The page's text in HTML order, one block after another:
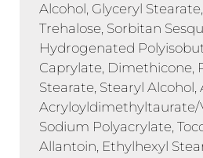
Alcohol, Glyceryl
Trehalose, Sorbitan
Hydrogenated
Caprylate, Dimethicone,
Stearate, Stearyl
Acryloyldimethyltaurate/
Sodium Polyacrylate,
Allantoin, Ethylhexyl